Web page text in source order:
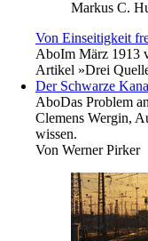
Markus C.
Von Einseitigkeit
AboIm März 1913
Artikel »Drei
Der Schwarze
AboDas Problem
Clemens Wergin,
wissen.
Von Werner Pirker